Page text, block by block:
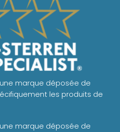
marque déposée de
les produits de
marque déposée de